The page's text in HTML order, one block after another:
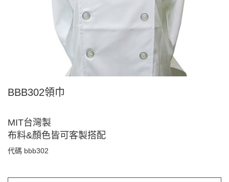
BBB302領巾
MIT台灣製
布料&顏色皆可客製搭配
代碼 bbb302